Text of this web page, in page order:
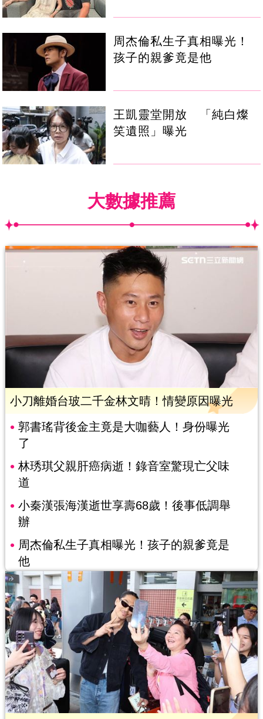
周杰倫私生子真相曝光！
孩子的親爹竟是他
王凱靈堂開放 「純白燦
笑遺照」曝光
大數據推薦
小刀離婚台玻二千金林文晴！情變原因曝光
郭書瑤背後金主竟是大咖藝人！身份曝光
了
林琇琪父親肝癌病逝！錄音室驚現亡父味
道
小秦漢張海漢逝世享壽68歲！後事低調舉
辦
周杰倫私生子真相曝光！孩子的親爹竟是
他